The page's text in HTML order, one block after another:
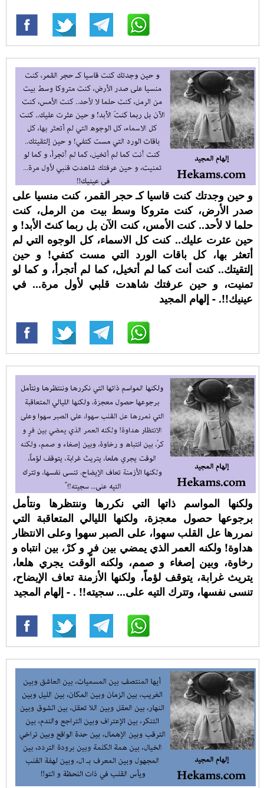
و حين وجدتك كنت قاسيا كـ حجر القمر، كنت منسيا على
صدر الأرض، كنت متروكا وسط بيت من الرمل، كنت
حلما لا لأحد.. كنت الأمس، كنت الآن بل ربما كنتَ الأبد! و
حين عثرت عليك.. كنت كل الاسماء، كل الوجوه التي لم
أتعثر بها، كل باقات الورد التي مست كتفي! و حين
إلتقيتك.. كنت أنت كما لم أتخيل، كما لم أتجرأ، و كما لو
تمنيت، و حين عرفتك شاهدت قلبي لأول مرة... في
عينيك!!. - إلهام المجيد
ولكنها المواسم ذاتها التي نكررها وننتظرها ونتأمل
برجوعها حصول معجزة، ولكنها الليالي المتعاقبة التي
نمررها عل القلب سهوا، على الصبر سهوا وعلى الانتظار
هداوة! ولكنه العمر الذي يمضي بين فرٍ و كرْ، بين انتباه و
رخاوة، وبين إصغاء و صمم، ولكنه الوقت يجري هلعا،
يتريث غرابة، يتوقف لؤماً، ولكنها الأزمنة تعاف الإيضاح،
تنسى نفسها، وتترك التيه على... سجيته!! ⁧. - إلهام المجيد